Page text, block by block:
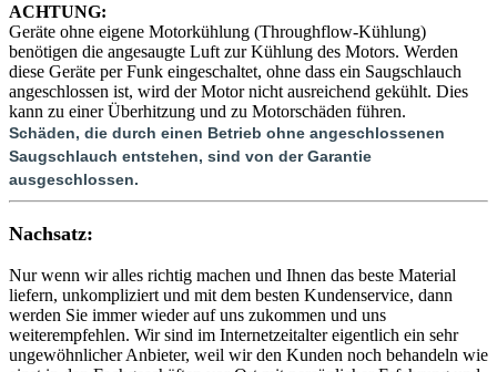
ACHTUNG:
Geräte ohne eigene Motorkühlung (Throughflow-Kühlung)
benötigen die angesaugte Luft zur Kühlung des Motors. Werden
diese Geräte per Funk eingeschaltet, ohne dass ein Saugschlauch
angeschlossen ist, wird der Motor nicht ausreichend gekühlt. Dies
kann zu einer Überhitzung und zu Motorschäden führen.
Schäden, die durch einen Betrieb ohne angeschlossenen
Saugschlauch entstehen, sind von der Garantie
ausgeschlossen.
Nachsatz:
Nur wenn wir alles richtig machen und Ihnen das beste Material
liefern, unkompliziert und mit dem besten Kundenservice, dann
werden Sie immer wieder auf uns zukommen und uns
weiterempfehlen. Wir sind im Internetzeitalter eigentlich ein sehr
ungewöhnlicher Anbieter, weil wir den Kunden noch behandeln wie